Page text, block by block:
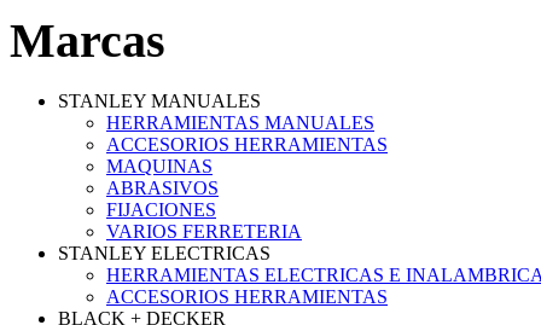
Marcas
STANLEY MANUALES
HERRAMIENTAS MANUALES
ACCESORIOS HERRAMIENTAS
MAQUINAS
ABRASIVOS
FIJACIONES
VARIOS FERRETERIA
STANLEY ELECTRICAS
HERRAMIENTAS ELECTRICAS E
ACCESORIOS HERRAMIENTAS
BLACK + DECKER